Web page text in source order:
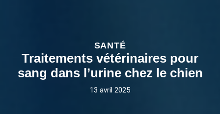
SANTÉ
Traitements vétérinaires pour
sang dans l’urine chez le chien
13 avril 2025